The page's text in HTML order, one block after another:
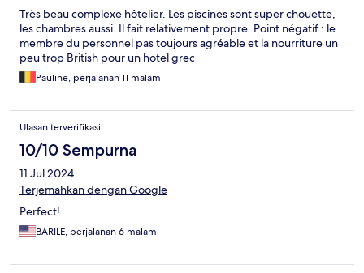
Très beau complexe hôtelier. Les piscines sont super chouette,
les chambres aussi. Il fait relativement propre. Point négatif : le
membre du personnel pas toujours agréable et la nourriture un
peu trop British pour un hotel grec
Pauline, perjalanan 11 malam
Ulasan terverifikasi
10/10 Sempurna
11 Jul 2024
Terjemahkan dengan Google
Perfect!
BARILE, perjalanan 6 malam